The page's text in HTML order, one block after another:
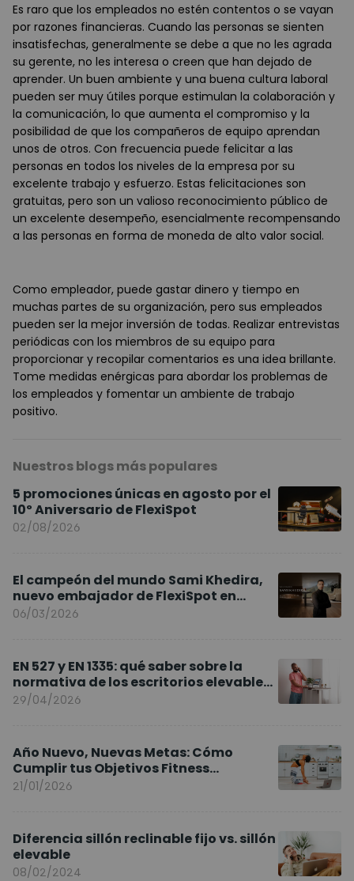
Es raro que los empleados no estén contentos o se vayan
por razones financieras. Cuando las personas se sienten
insatisfechas, generalmente se debe a que no les agrada
su gerente, no les interesa o creen que han dejado de
aprender. Un buen ambiente y una buena cultura laboral
pueden ser muy útiles porque estimulan la colaboración y
la comunicación, lo que aumenta el compromiso y la
posibilidad de que los compañeros de equipo aprendan
unos de otros. Con frecuencia puede felicitar a las
personas en todos los niveles de la empresa por su
excelente trabajo y esfuerzo. Estas felicitaciones son
gratuitas, pero son un valioso reconocimiento público de
un excelente desempeño, esencialmente recompensando
a las personas en forma de moneda de alto valor social.
Como empleador, puede gastar dinero y tiempo en
muchas partes de su organización, pero sus empleados
pueden ser la mejor inversión de todas. Realizar entrevistas
periódicas con los miembros de su equipo para
proporcionar y recopilar comentarios es una idea brillante.
Tome medidas enérgicas para abordar los problemas de
los empleados y fomentar un ambiente de trabajo
positivo.
Nuestros blogs más populares
5 promociones únicas en agosto por el
10º Aniversario de FlexiSpot
02/08/2026
El campeón del mundo Sami Khedira,
nuevo embajador de FlexiSpot en
Europa
06/03/2026
EN 527 y EN 1335: qué saber sobre la
normativa de los escritorios elevables
y sillas ergonómicas
29/04/2026
Año Nuevo, Nuevas Metas: Cómo
Cumplir tus Objetivos Fitness
Entrenando en Casa
21/01/2026
Diferencia sillón reclinable fijo vs. sillón
elevable
08/02/2024